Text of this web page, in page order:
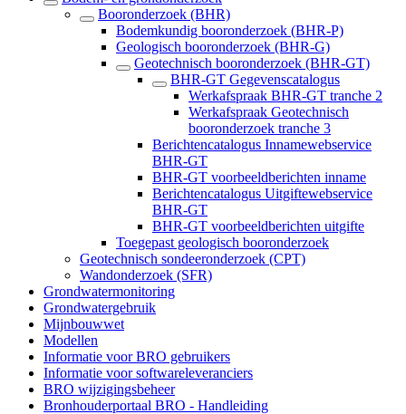
Booronderzoek (BHR)
Bodemkundig booronderzoek (BHR-P)
Geologisch booronderzoek (BHR-G)
Geotechnisch booronderzoek (BHR-GT)
BHR-GT Gegevenscatalogus
Werkafspraak BHR-GT tranche 2
Werkafspraak Geotechnisch
booronderzoek tranche 3
Berichtencatalogus Innamewebservice
BHR-GT
BHR-GT voorbeeldberichten inname
Berichtencatalogus Uitgiftewebservice
BHR-GT
BHR-GT voorbeeldberichten uitgifte
Toegepast geologisch booronderzoek
Geotechnisch sondeeronderzoek (CPT)
Wandonderzoek (SFR)
Grondwatermonitoring
Grondwatergebruik
Mijnbouwwet
Modellen
Informatie voor BRO gebruikers
Informatie voor softwareleveranciers
BRO wijzigingsbeheer
Bronhouderportaal BRO - Handleiding